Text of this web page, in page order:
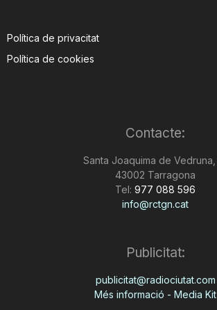
Política de privacitat
Política de cookies
Contacte:
Santa Joaquima de Vedruna,
43002 Tarragona
Tel: 977 088 596
info@rctgn.cat
Publicitat:
publicitat@radiociutat.com
Més informació - Media Kit